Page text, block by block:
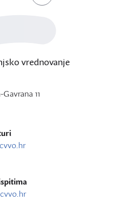
vrednovanje
11